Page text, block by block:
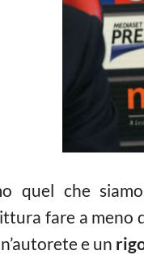
quel che
fare a meno
e un